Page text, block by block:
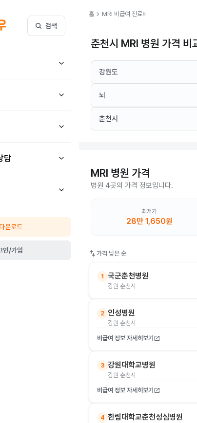
검색
담
운로드
인/가입
홈 chevron_right MRI 비급여 진료비
춘천시 MRI 병원 가격
강원도
뇌
춘천시
MRI 병원 가격
병원 4곳의 가격 정보입니다.
최저가
28만 1,650원
swap_vert 가격 낮은 순
1 국군춘천병원
강원 춘천시
2 인성병원
강원 춘천시
비급여 정보 자세히보기 open_in_new
3 강원대학교병원
강원 춘천시
비급여 정보 자세히보기 open_in_new
4 한림대학교춘천성심병원